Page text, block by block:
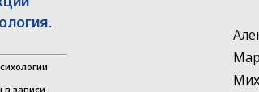
в записи